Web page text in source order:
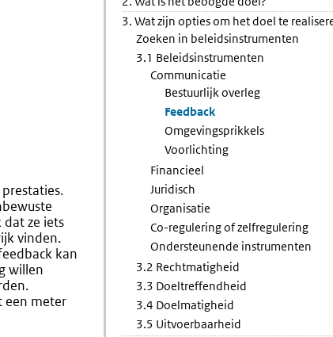
ze iets
vinden.
kan
willen
een meter
3. Wat zijn opties om het doel te
Zoeken in beleidsinstrumenten
3.1 Beleidsinstrumenten
Communicatie
Bestuurlijk overleg
Feedback
Omgevingsprikkels
Voorlichting
Financieel
Juridisch
Organisatie
Co-regulering of zelfregulering
Ondersteunende instrumenten
3.2 Rechtmatigheid
3.3 Doeltreffendheid
3.4 Doelmatigheid
3.5 Uitvoerbaarheid